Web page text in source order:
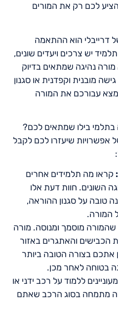
לכם רק את המורים
דרייבלי הוא ההתאמה
יש צרכים ויעדים שונים,
מורה נהיגה שמתאים בדיוק
מובנית וקפדנית או סגנון
תמצא עבורכם את המורה
בתלמי בילו שמתאים לכם?
אפשרויות שיעזרו לכם לקבל
קראו מה תלמידים אחרים
השונים. חוות דעת אלו
טובה על סגנון ההוראה,
המורה.
שהמורה מוסמך ומנוסה. מורה
הכבישים והאתגרים באזור
אתכם בצורה הטובה ביותר
בטוחה לאחר מכן.
ללמוד על רכב ידני או
מתמחה בסוג הרכב שאתם